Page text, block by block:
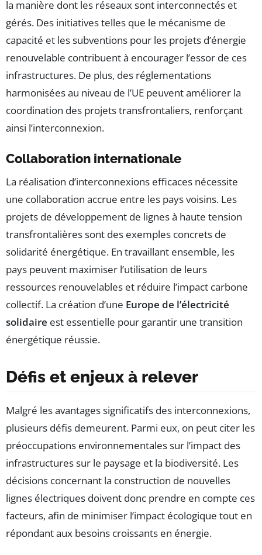
la manière dont les réseaux sont interconnectés et
gérés. Des initiatives telles que le mécanisme de
capacité et les subventions pour les projets d’énergie
renouvelable contribuent à encourager l’essor de ces
infrastructures. De plus, des réglementations
harmonisées au niveau de l’UE peuvent améliorer la
coordination des projets transfrontaliers, renforçant
ainsi l’interconnexion.
Collaboration internationale
La réalisation d’interconnexions efficaces nécessite
une collaboration accrue entre les pays voisins. Les
projets de développement de lignes à haute tension
transfrontalières sont des exemples concrets de
solidarité énergétique. En travaillant ensemble, les
pays peuvent maximiser l’utilisation de leurs
ressources renouvelables et réduire l’impact carbone
collectif. La création d’une Europe de l’électricité
solidaire est essentielle pour garantir une transition
énergétique réussie.
Défis et enjeux à relever
Malgré les avantages significatifs des interconnexions,
plusieurs défis demeurent. Parmi eux, on peut citer les
préoccupations environnementales sur l’impact des
infrastructures sur le paysage et la biodiversité. Les
décisions concernant la construction de nouvelles
lignes électriques doivent donc prendre en compte ces
facteurs, afin de minimiser l’impact écologique tout en
répondant aux besoins croissants en énergie.